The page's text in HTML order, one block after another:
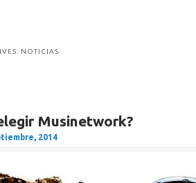
NOTICIAS
Musinetwork?
2014